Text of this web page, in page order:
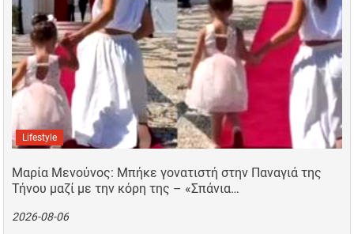
Lifestyle
Μαρία Μενούνος: Μπήκε γονατιστή στην Παναγιά της
Τήνου μαζί με την κόρη της – «Σπάνια…
2026-08-06